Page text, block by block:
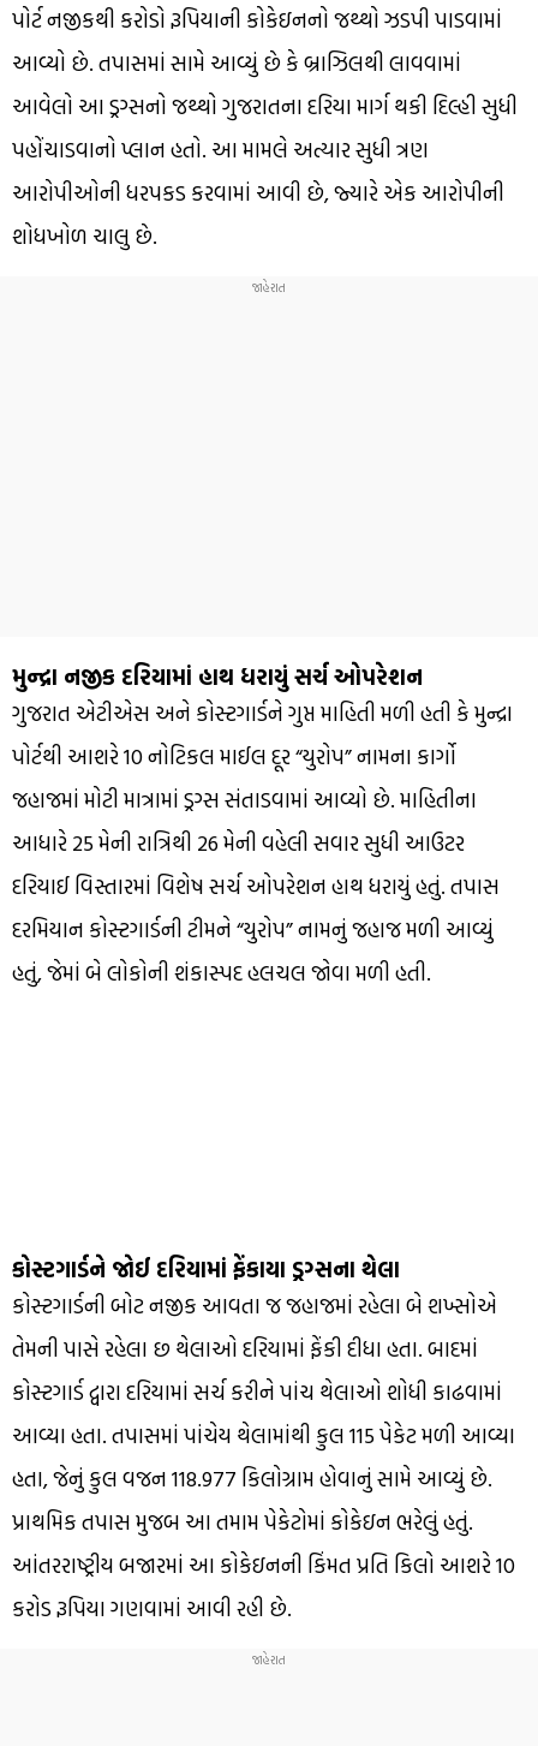
પોર્ટ નજીકથી કરોડો રૂપિયાની કોકેઇનનો જથ્થો ઝડપી પાડવામાં
આવ્યો છે. તપાસમાં સામે આવ્યું છે કે બ્રાઝિલથી લાવવામાં
આવેલો આ ડ્રગ્સનો જથ્થો ગુજરાતના દરિયા માર્ગ થકી દિલ્હી સુધી
પહોંચાડવાનો પ્લાન હતો. આ મામલે અત્યાર સુધી ત્રણ
આરોપીઓની ધરપકડ કરવામાં આવી છે, જ્યારે એક આરોપીની
શોધખોળ ચાલુ છે.
મુન્દ્રા નજીક દરિયામાં હાથ ધરાયું સર્ચ ઓપરેશન
ગુજરાત એટીએસ અને કોસ્ટગાર્ડને ગુપ્ત માહિતી મળી હતી કે મુન્દ્રા
પોર્ટથી આશરે 10 નોટિકલ માઈલ દૂર “યુરોપ” નામના કાર્ગો
જહાજમાં મોટી માત્રામાં ડ્રગ્સ સંતાડવામાં આવ્યો છે. માહિતીના
આધારે 25 મેની રાત્રિથી 26 મેની વહેલી સવાર સુધી આઉટર
દરિયાઈ વિસ્તારમાં વિશેષ સર્ચ ઓપરેશન હાથ ધરાયું હતું. તપાસ
દરમિયાન કોસ્ટગાર્ડની ટીમને “યુરોપ” નામનું જહાજ મળી આવ્યું
હતું, જેમાં બે લોકોની શંકાસ્પદ હલચલ જોવા મળી હતી.
કોસ્ટગાર્ડને જોઈ દરિયામાં ફેંકાયા ડ્રગ્સના થેલા
કોસ્ટગાર્ડની બોટ નજીક આવતા જ જહાજમાં રહેલા બે શખ્સોએ
તેમની પાસે રહેલા છ થેલાઓ દરિયામાં ફેંકી દીધા હતા. બાદમાં
કોસ્ટગાર્ડ દ્વારા દરિયામાં સર્ચ કરીને પાંચ થેલાઓ શોધી કાઢવામાં
આવ્યા હતા. તપાસમાં પાંચેય થેલામાંથી કુલ 115 પેકેટ મળી આવ્યા
હતા, જેનું કુલ વજન 118.977 કિલોગ્રામ હોવાનું સામે આવ્યું છે.
પ્રાથમિક તપાસ મુજબ આ તમામ પેકેટોમાં કોકેઇન ભરેલું હતું.
આંતરરાષ્ટ્રીય બજારમાં આ કોકેઇનની કિંમત પ્રતિ કિલો આશરે 10
કરોડ રૂપિયા ગણવામાં આવી રહી છે.